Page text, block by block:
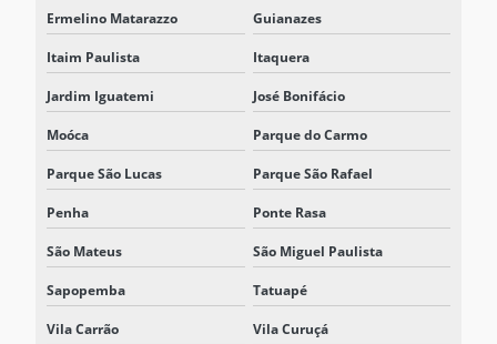
SISTEMA ESS ENERGIA
SISTEMA INTEGRADO DE ARMAZENAMENTO DE ENERGIA
SISTEMAS DE ARMAZENAMENTO DE ENERGIA ESS
SOLUÇÃO BESS
SOLUÇÃO BESS PARA ELETROPOSTO
SOLUÇÃO BESS INDUSTRIAL
SOLUÇÃO BESS PARA REDUÇÃO DE DEMANDA ELÉTRICA
Ermelino Matarazzo Guianazes
Itaim Paulista Itaquera
Jardim Iguatemi José Bonifácio
Moóca Parque do Carmo
Parque São Lucas Parque São Rafael
Penha Ponte Rasa
São Mateus São Miguel Paulista
Sapopemba Tatuapé
Vila Carrão Vila Curuçá